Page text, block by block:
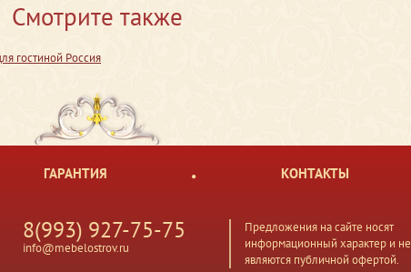
Смотрите также
гостиной Россия
ГАРАНТИЯ КОНТАКТЫ
8(993) 927-75-75
info@mebelostrov.ru
Предложения на сайте носят
информационный характер и не
являются публичной офертой.